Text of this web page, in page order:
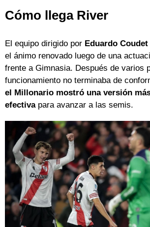
Cómo llega River
El equipo dirigido por Eduardo Coudet
el ánimo renovado luego de una
frente a Gimnasia. Después de varios
funcionamiento no terminaba de
el Millonario mostró una versión
efectivapara avanzar a las semis.